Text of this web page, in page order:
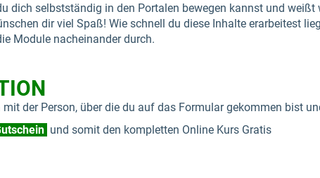
dich selbstständig in den Portalen bewegen kannst und weißt
dir viel Spaß! Wie schnell du diese Inhalte erarbeitest
Module nacheinander durch.
mit der Person, über die du auf das Formular gekommen bist
und somit den kompletten Online Kurs Gratis